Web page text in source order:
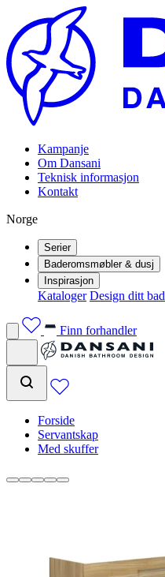
Kampanje
Om Dansani
Teknisk informasjon
Kontakt
Norge
Serier
Baderomsmøbler & dusj
Inspirasjon
Kataloger Design ditt bad
Finn forhandler
Forside
Servantskap
Med skuffer